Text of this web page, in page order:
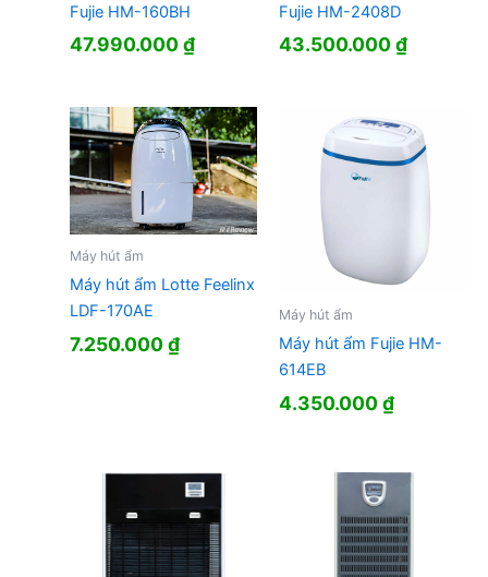
Fujie HM-160BH
47.990.000₫
Fujie HM-2408D
43.500.000₫
Máy hút ẩm
Máy hút ẩm Lotte Feelinx
LDF-170AE
7.250.000₫
Máy hút ẩm
Máy hút ẩm Fujie HM-
614EB
4.350.000₫